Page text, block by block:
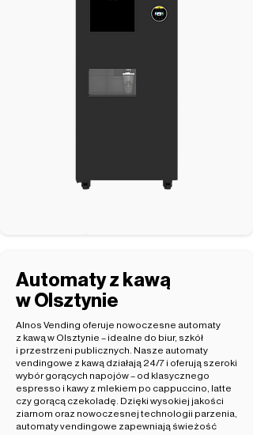
Automaty z kawą
w Olsztynie
Alnos Vending oferuje nowoczesne automaty
z kawą w Olsztynie – idealne do biur, szkół
i przestrzeni publicznych. Nasze automaty
vendingowe z kawą działają 24/7 i oferują szeroki
wybór gorących napojów – od klasycznego
espresso i kawy z mlekiem po cappuccino, latte
czy gorącą czekoladę. Dzięki wysokiej jakości
ziarnom oraz nowoczesnej technologii parzenia,
automaty vendingowe zapewniają świeżość